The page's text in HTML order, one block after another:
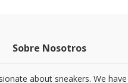
Sobre Nosotros
about sneakers. We